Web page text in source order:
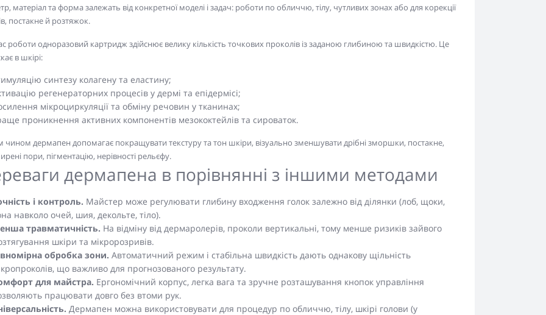
матеріал та форма залежать від конкретної моделі і задач: роботи по обличчю, тілу, чутливих зонах або для корекції
постакне й розтяжок.
роботи одноразовий картридж здійснює велику кількість точкових проколів із заданою глибиною та швидкістю. Це
в шкірі:
синтезу колагену та еластину;
регенераторних процесів у дермі та епідермісі;
мікроциркуляції та обміну речовин у тканинах;
проникнення активних компонентів мезококтейлів та сироваток.
чином дермапен допомагає покращувати текстуру та тон шкіри, візуально зменшувати дрібні зморшки, постакне,
пори, пігментацію, нерівності рельєфу.
дермапена в порівнянні з іншими методами
і контроль. Майстер може регулювати глибину входження голок залежно від ділянки (лоб, щоки,
навколо очей, шия, декольте, тіло).
травматичність. На відміну від дермаролерів, проколи вертикальні, тому менше ризиків зайвого
шкіри та мікророзривів.
обробка зони. Автоматичний режим і стабільна швидкість дають однакову щільність
що важливо для прогнозованого результату.
для майстра. Ергономічний корпус, легка вага та зручне розташування кнопок управління
працювати довго без втоми рук.
Дермапен можна використовувати для процедур по обличчю, тілу, шкірі голови (у